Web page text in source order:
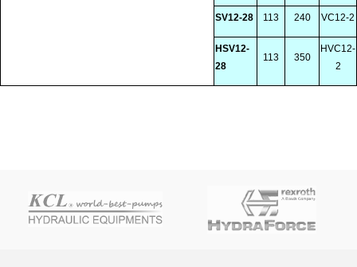
SV12-28 113 240 VC12-2
HSV12-
28
113 350
HVC12-
2